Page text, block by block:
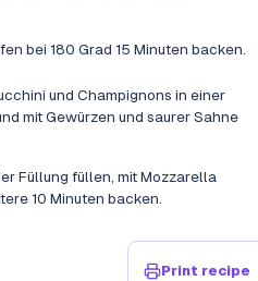
bei 180 Grad 15 Minuten backen.
und Champignons in einer
mit Gewürzen und saurer Sahne
Füllung füllen, mit Mozzarella
10 Minuten backen.
Print recipe